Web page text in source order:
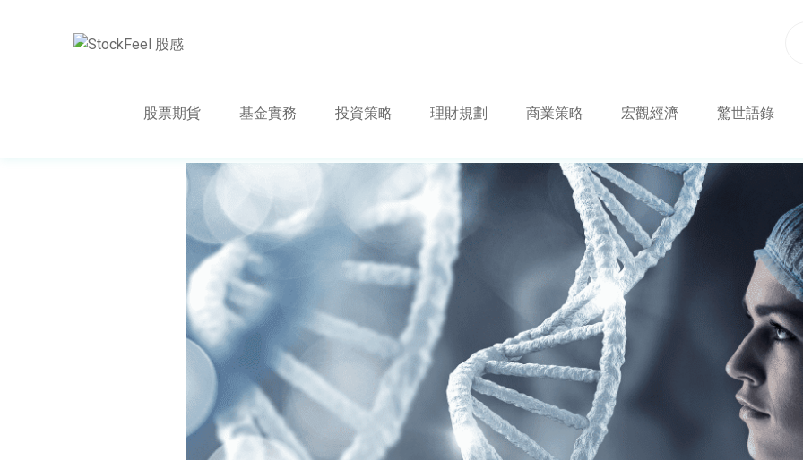
股票期貨 基金實務 投資策略 理財規劃 商業策略 宏觀經濟 驚世語錄